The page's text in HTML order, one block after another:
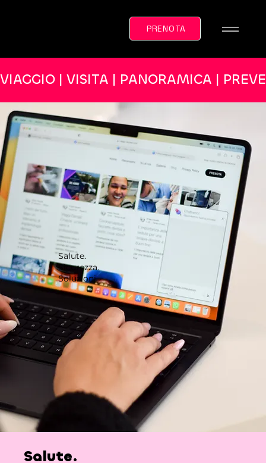
PRENOTA
VIAGGIO | VISITA | PANORAMICA |
Salute.
Sicurezza.
Soluzioni.
Salute.